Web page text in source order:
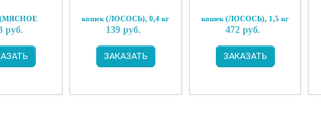
(МЯСНОЕ
руб.
кошек (ЛОСОСЬ), 0,4 кг
139 руб.
ЗАКАЗАТЬ
кошек (ЛОСОСЬ), 1,5 кг
472 руб.
ЗАКАЗАТЬ